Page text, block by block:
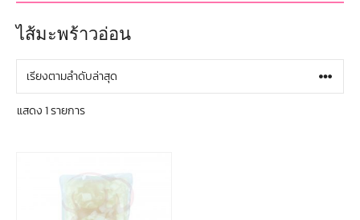
ไส้มะพร้าวอ่อน
แสดง 1 รายการ